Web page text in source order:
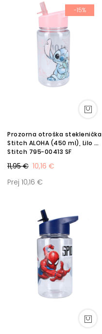
-15%
Prozorna otroška steklenička
Stitch ALOHA (450 ml), Lilo &
Stitch 795-00413 SF
10,16 €
11,95 €
Prej 10,16 €